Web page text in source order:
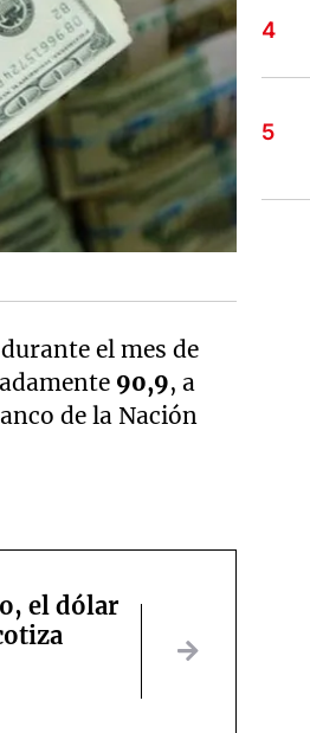
el mes de
90,9, a
de la Nación
el dólar